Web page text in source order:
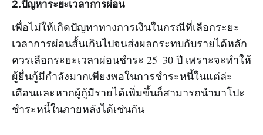
2.ปัญหาระยะเวลาการผ่อน
เพื่อไม่ให้เกิดปัญหาทางการเงินในกรณีที่เลือกระยะ
เวลาการผ่อนสั้นเกินไปจนส่งผลกระทบกับรายได้หลัก
ควรเลือกระยะเวลาผ่อนชำระ 25–30 ปี เพราะจะทำให้
ผู้ยื่นกู้มีกำลังมากเพียงพอในการชำระหนี้ในแต่ล่ะ
เดือนและหากผู้กู้มีรายได้เพิ่มขึ้นก็สามารถนำมาโปะ
ชำระหนี้ในภายหลังได้เช่นกัน